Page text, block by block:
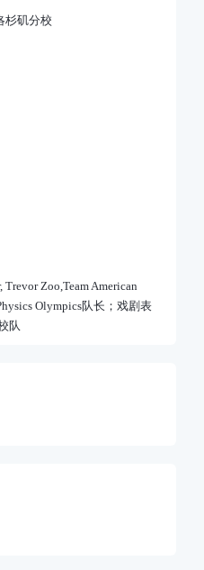
杉矶分校
Zoo,Team American
Olympics队长；戏剧表
队